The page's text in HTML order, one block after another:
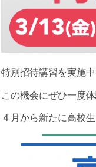
特別招待講習を実施中
この機会にぜひ一度
４月から新たに高校